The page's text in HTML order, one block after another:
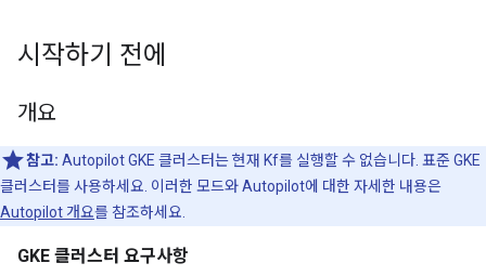
시작하기 전에
개요
참고: Autopilot GKE 클러스터는 현재 Kf를 실행할 수 없습니다. 표준 GKE
클러스터를 사용하세요. 이러한 모드와 Autopilot에 대한 자세한 내용은
Autopilot 개요를 참조하세요.
GKE 클러스터 요구사항